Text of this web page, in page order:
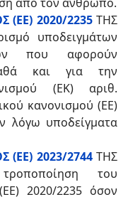
(ΕΕ) 2020/2235ΤΗΣ
υποδειγμάτων
που αφορούν
και για την
(ΕΚ) αριθ.
κανονισμού (ΕΕ)
λόγω υποδείγματα
(ΕΕ) 2023/2744ΤΗΣ
του
2020/2235 όσον